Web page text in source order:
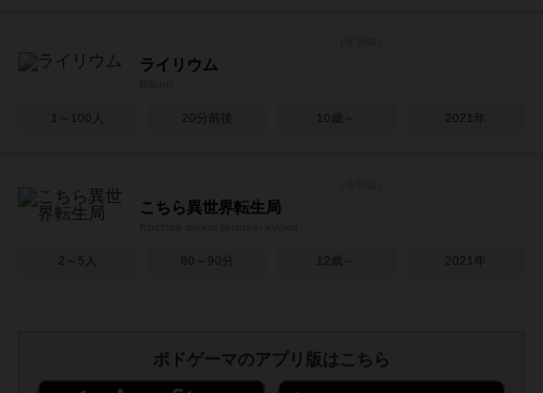
ライリウム
1～100人 20分前後 10歳～ 2021年
こちら異世界転生局
2～5人 60～90分 12歳～ 2021年
ボドゲーマのアプリ版はこちら